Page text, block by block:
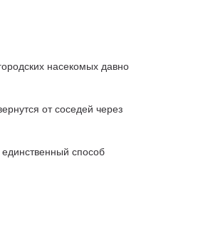
насекомых давно
от соседей через
способ